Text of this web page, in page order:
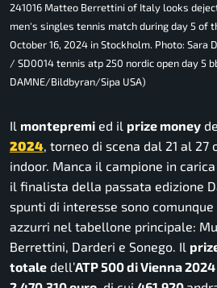
241016 Matteo Berrettini of Italy looks
men's singles tennis match during day 5 of
October 16, 2024 in Stockholm. Photo: Sara
/ SD0014 tennis atp 250 nordic open day 5
DAMNE/Bildbyran/Sipa USA)
Il montepremi ed il prize money
2024, torneo di scena dal 21 al 27
indoor. Manca il campione in
il finalista della passata edizione
spunti di interesse sono
azzurri nel tabellone principale:
Berrettini, Darderi e Sonego. Il
totale dell’ATP 500 di Vienna 2024